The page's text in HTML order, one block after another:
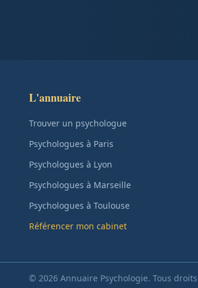
L'annuaire
Trouver un psychologue
Psychologues à Paris
Psychologues à Lyon
Psychologues à Marseille
Psychologues à Toulouse
Référencer mon cabinet
© 2026 Annuaire Psychologie. Tous